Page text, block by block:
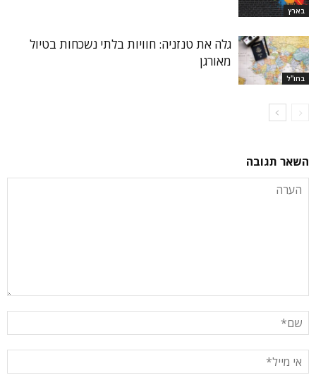
בארץ
בחו"ל
גלה את טנזניה: חוויות בלתי נשכחות בטיול
מאורגן
השאר תגובה